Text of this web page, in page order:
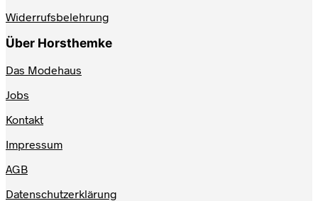
Widerrufsbelehrung
Über Horsthemke
Das Modehaus
Jobs
Kontakt
Impressum
AGB
Datenschutzerklärung